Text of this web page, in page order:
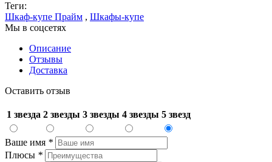
Теги:
Шкаф-купе Прайм , Шкафы-купе
Мы в соцсетях
Описание
Отзывы
Доставка
Оставить отзыв
1 звезда 2 звезды 3 звезды 4 звезды 5 звезд
Ваше имя *
Плюсы *